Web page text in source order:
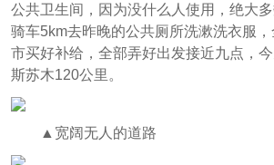
公共卫生间，因为没什么人使用，绝大
骑车5km去昨晚的公共厕所洗漱洗衣服
市买好补给，全部弄好出发接近九点，
斯苏木120公里。
▲宽阔无人的道路